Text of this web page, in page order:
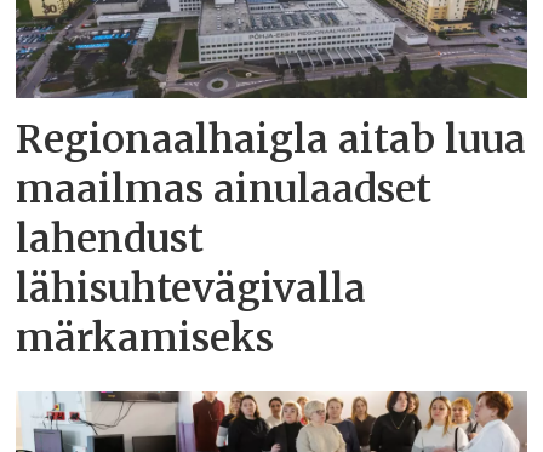
Regionaalhaigla aitab luua
maailmas ainulaadset
lahendust
lähisuhtevägivalla
märkamiseks